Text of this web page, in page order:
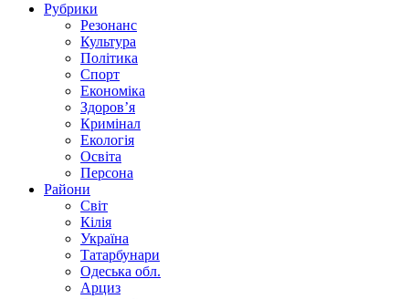
Рубрики
Резонанс
Культура
Політика
Спорт
Економіка
Здоров’я
Кримінал
Екологія
Освіта
Персона
Райони
Світ
Кілія
Україна
Татарбунари
Одеська обл.
Арциз